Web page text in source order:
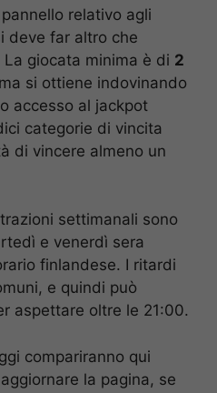
relativo agli
deve far altro che
La giocata minima è di 2
si ottiene indovinando
accesso al jackpot
categorie di vincita
di vincere almeno un
settimanali sono
e venerdì sera
finlandese. I ritardi
e quindi può
aspettare oltre le 21:00.
compariranno qui
la pagina, se